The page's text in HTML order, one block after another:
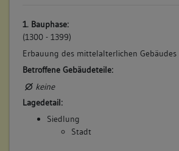
1. Bauphase:
(1300 - 1399)
Erbauung des mittelalterlichen Gebäudes
Betroffene Gebäudeteile:
keine
Lagedetail:
Siedlung
Stadt